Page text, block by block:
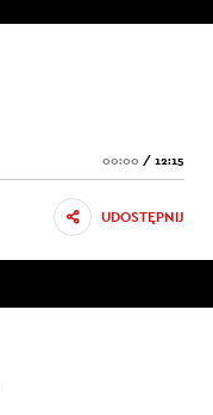
00:00 / 12:15
UDOSTĘPNIJ